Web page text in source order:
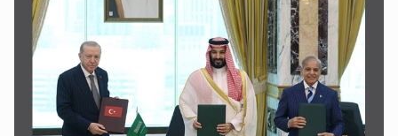
Pakistan prezidentindən Azərbaycanla bağlı açıqlama